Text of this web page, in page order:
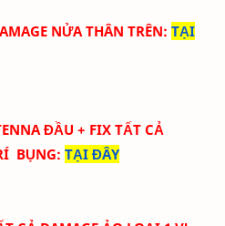
NỬA THÂN TRÊN: TẠI
ĐẦU + FIX TẤT CẢ
BỤNG: TẠI ĐÂY